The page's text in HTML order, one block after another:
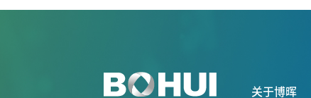
关于博晖